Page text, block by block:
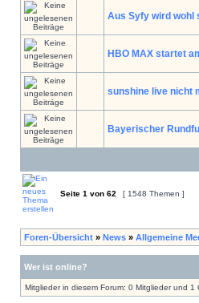
Aus Syfy wird wohl
HBO MAX startet
sunshine live nicht
Bayerischer
Seite 1 von 62 [ 1548 Themen ]
Foren-Übersicht » News » Allgemeine
Wer ist online?
Mitglieder in diesem Forum: 0 Mitglieder und 1